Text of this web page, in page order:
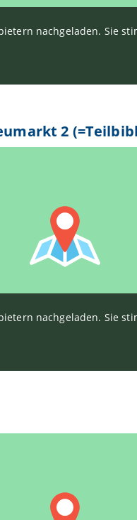
nachgeladen. Sie
2
nachgeladen. Sie